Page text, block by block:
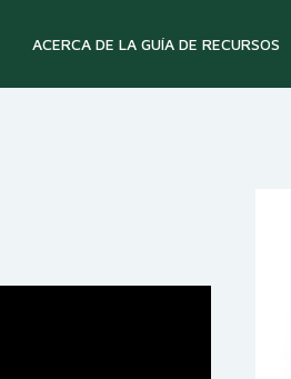
ACERCA DE LA GUÍA DE RECURSOS